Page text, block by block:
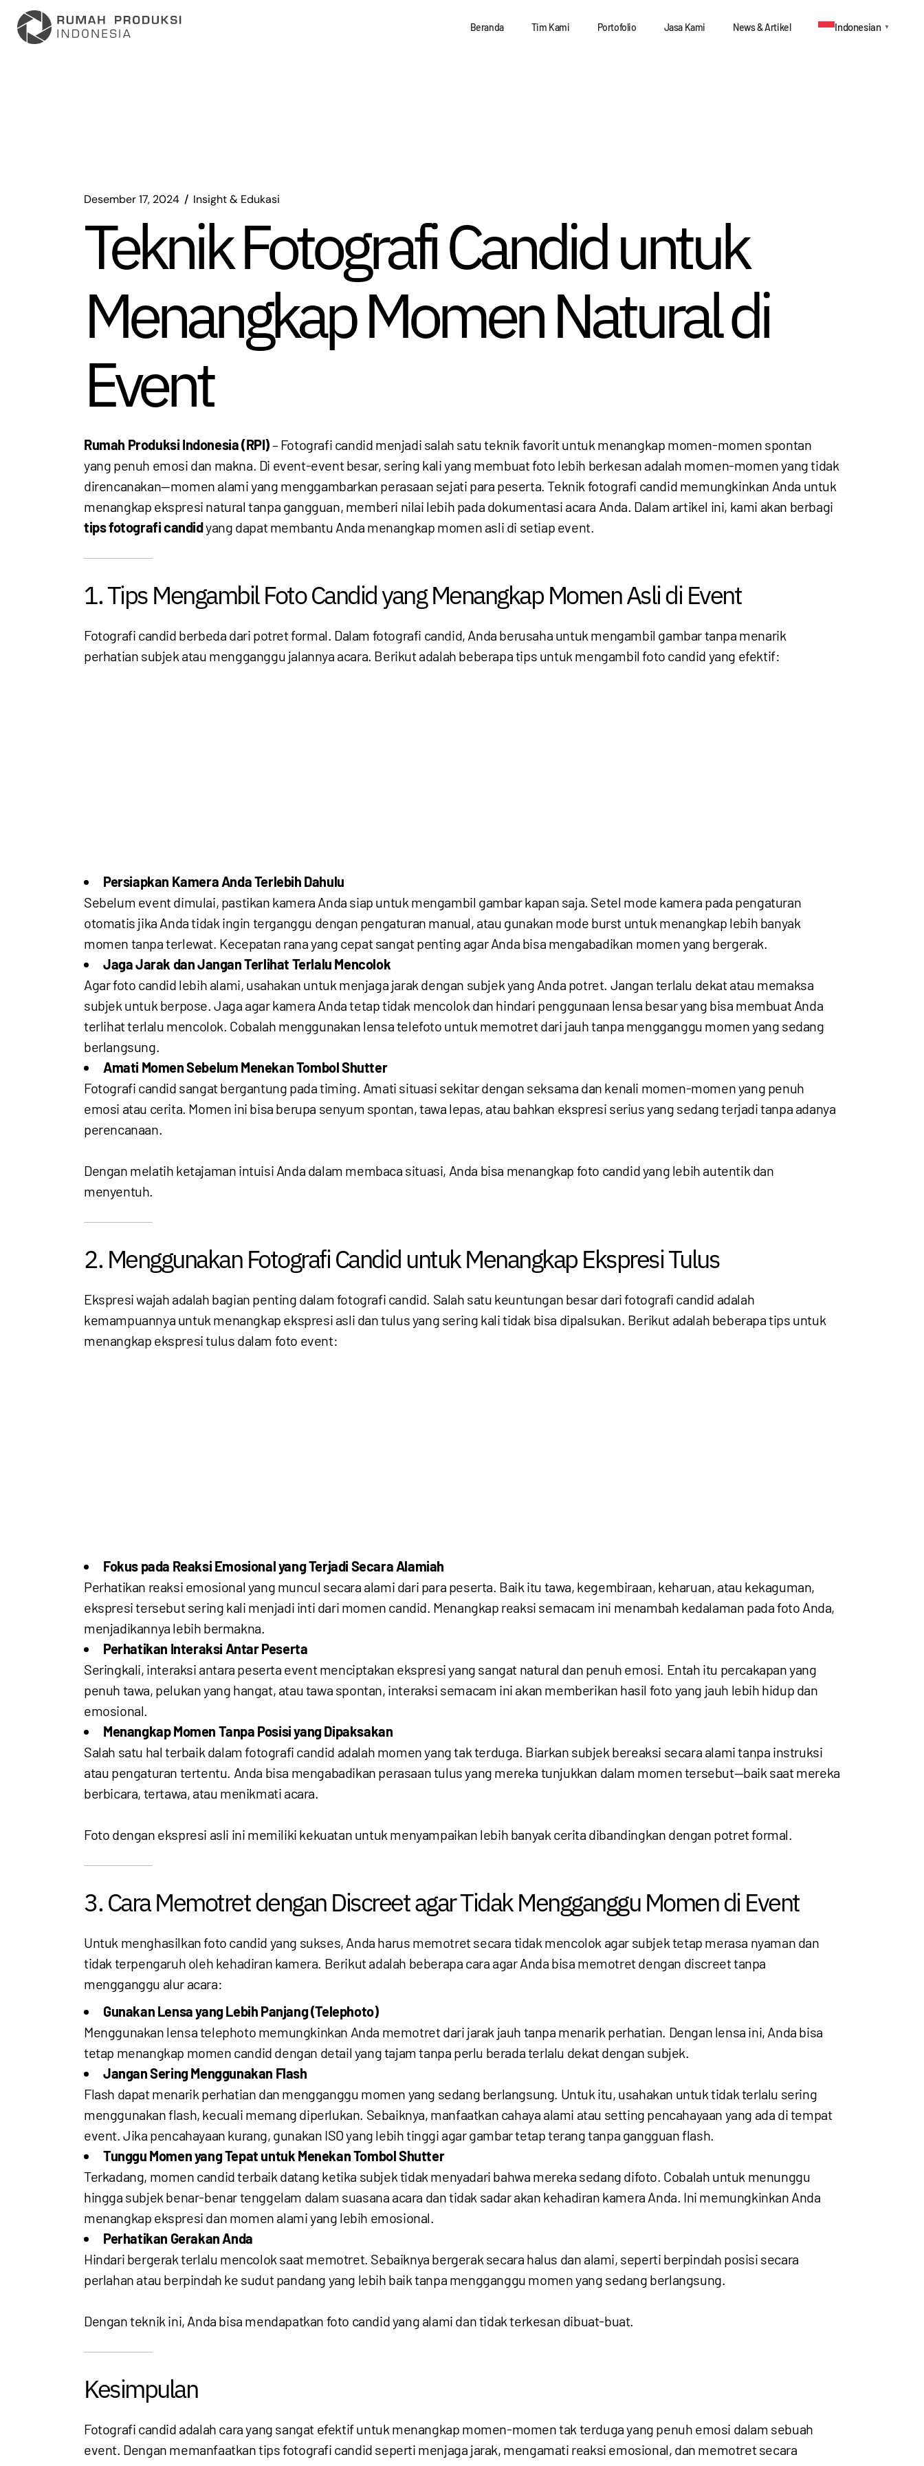
Lompat
konten
Beranda Tim Kami Portofolio Jasa Kami News & Artikel Indonesian ▼
Desember 17, 2024 Insight & Edukasi
Teknik Fotografi Candid untuk
Menangkap Momen Natural di
Event
Rumah Produksi Indonesia (RPI)– Fotografi candid menjadi salah satu teknik favorit untuk menangkap momen-momen spontan
yang penuh emosi dan makna. Di event-event besar, sering kali yang membuat foto lebih berkesan adalah momen-momen yang tidak
direncanakan—momen alami yang menggambarkan perasaan sejati para peserta. Teknik fotografi candid memungkinkan Anda untuk
menangkap ekspresi natural tanpa gangguan, memberi nilai lebih pada dokumentasi acara Anda. Dalam artikel ini, kami akan berbagi
tips fotografi candidyang dapat membantu Anda menangkap momen asli di setiap event.
1. Tips Mengambil Foto Candid yang Menangkap Momen Asli di Event
Fotografi candid berbeda dari potret formal. Dalam fotografi candid, Anda berusaha untuk mengambil gambar tanpa menarik
perhatian subjek atau mengganggu jalannya acara. Berikut adalah beberapa tips untuk mengambil foto candid yang efektif:
Persiapkan Kamera Anda Terlebih Dahulu
Sebelum event dimulai, pastikan kamera Anda siap untuk mengambil gambar kapan saja. Setel mode kamera pada pengaturan
otomatis jika Anda tidak ingin terganggu dengan pengaturan manual, atau gunakan mode burst untuk menangkap lebih banyak
momen tanpa terlewat. Kecepatan rana yang cepat sangat penting agar Anda bisa mengabadikan momen yang bergerak.
Jaga Jarak dan Jangan Terlihat Terlalu Mencolok
Agar foto candid lebih alami, usahakan untuk menjaga jarak dengan subjek yang Anda potret. Jangan terlalu dekat atau memaksa
subjek untuk berpose. Jaga agar kamera Anda tetap tidak mencolok dan hindari penggunaan lensa besar yang bisa membuat Anda
terlihat terlalu mencolok. Cobalah menggunakan lensa telefoto untuk memotret dari jauh tanpa mengganggu momen yang sedang
berlangsung.
Amati Momen Sebelum Menekan Tombol Shutter
Fotografi candid sangat bergantung pada timing. Amati situasi sekitar dengan seksama dan kenali momen-momen yang penuh
emosi atau cerita. Momen ini bisa berupa senyum spontan, tawa lepas, atau bahkan ekspresi serius yang sedang terjadi tanpa adanya
perencanaan.
Dengan melatih ketajaman intuisi Anda dalam membaca situasi, Anda bisa menangkap foto candid yang lebih autentik dan
menyentuh.
2. Menggunakan Fotografi Candid untuk Menangkap Ekspresi Tulus
Ekspresi wajah adalah bagian penting dalam fotografi candid. Salah satu keuntungan besar dari fotografi candid adalah
kemampuannya untuk menangkap ekspresi asli dan tulus yang sering kali tidak bisa dipalsukan. Berikut adalah beberapa tips untuk
menangkap ekspresi tulus dalam foto event:
Fokus pada Reaksi Emosional yang Terjadi Secara Alamiah
Perhatikan reaksi emosional yang muncul secara alami dari para peserta. Baik itu tawa, kegembiraan, keharuan, atau kekaguman,
ekspresi tersebut sering kali menjadi inti dari momen candid. Menangkap reaksi semacam ini menambah kedalaman pada foto Anda,
menjadikannya lebih bermakna.
Perhatikan Interaksi Antar Peserta
Seringkali, interaksi antara peserta event menciptakan ekspresi yang sangat natural dan penuh emosi. Entah itu percakapan yang
penuh tawa, pelukan yang hangat, atau tawa spontan, interaksi semacam ini akan memberikan hasil foto yang jauh lebih hidup dan
emosional.
Menangkap Momen Tanpa Posisi yang Dipaksakan
Salah satu hal terbaik dalam fotografi candid adalah momen yang tak terduga. Biarkan subjek bereaksi secara alami tanpa instruksi
atau pengaturan tertentu. Anda bisa mengabadikan perasaan tulus yang mereka tunjukkan dalam momen tersebut—baik saat mereka
berbicara, tertawa, atau menikmati acara.
Foto dengan ekspresi asli ini memiliki kekuatan untuk menyampaikan lebih banyak cerita dibandingkan dengan potret formal.
3. Cara Memotret dengan Discreet agar Tidak Mengganggu Momen di Event
Untuk menghasilkan foto candid yang sukses, Anda harus memotret secara tidak mencolok agar subjek tetap merasa nyaman dan
tidak terpengaruh oleh kehadiran kamera. Berikut adalah beberapa cara agar Anda bisa memotret dengan discreet tanpa
mengganggu alur acara:
Gunakan Lensa yang Lebih Panjang (Telephoto)
Menggunakan lensa telephoto memungkinkan Anda memotret dari jarak jauh tanpa menarik perhatian. Dengan lensa ini, Anda bisa
tetap menangkap momen candid dengan detail yang tajam tanpa perlu berada terlalu dekat dengan subjek.
Jangan Sering Menggunakan Flash
Flash dapat menarik perhatian dan mengganggu momen yang sedang berlangsung. Untuk itu, usahakan untuk tidak terlalu sering
menggunakan flash, kecuali memang diperlukan. Sebaiknya, manfaatkan cahaya alami atau setting pencahayaan yang ada di tempat
event. Jika pencahayaan kurang, gunakan ISO yang lebih tinggi agar gambar tetap terang tanpa gangguan flash.
Tunggu Momen yang Tepat untuk Menekan Tombol Shutter
Terkadang, momen candid terbaik datang ketika subjek tidak menyadari bahwa mereka sedang difoto. Cobalah untuk menunggu
hingga subjek benar-benar tenggelam dalam suasana acara dan tidak sadar akan kehadiran kamera Anda. Ini memungkinkan Anda
menangkap ekspresi dan momen alami yang lebih emosional.
Perhatikan Gerakan Anda
Hindari bergerak terlalu mencolok saat memotret. Sebaiknya bergerak secara halus dan alami, seperti berpindah posisi secara
perlahan atau berpindah ke sudut pandang yang lebih baik tanpa mengganggu momen yang sedang berlangsung.
Dengan teknik ini, Anda bisa mendapatkan foto candid yang alami dan tidak terkesan dibuat-buat.
Kesimpulan
Fotografi candid adalah cara yang sangat efektif untuk menangkap momen-momen tak terduga yang penuh emosi dalam sebuah
event. Dengan memanfaatkan tips fotografi candid seperti menjaga jarak, mengamati reaksi emosional, dan memotret secara